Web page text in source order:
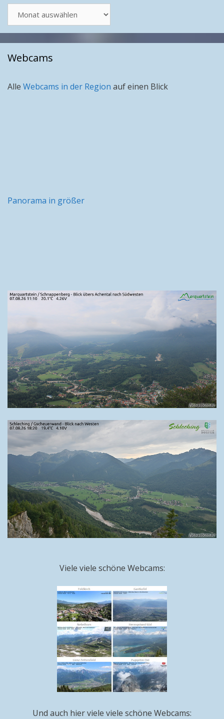
nach
Monat
Webcams
Alle Webcams in der Region auf einen Blick
Panorama in größer
Viele viele schöne Webcams:
Und auch hier viele viele schöne Webcams: